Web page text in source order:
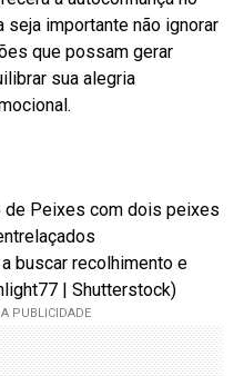
seja importante não ignorar
que possam gerar
sua alegria
buscar recolhimento e
| Shutterstock)